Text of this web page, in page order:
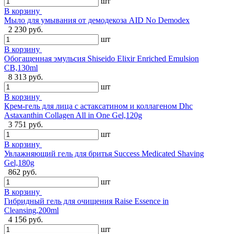
В корзину
Мыло для умывания от демодекоза AID No Demodex
2 230 руб.
шт
В корзину
Обогащенная эмульсия Shiseido Elixir Enriched Emulsion
CB,130ml
8 313 руб.
шт
В корзину
Крем-гель для лица с астаксатином и коллагеном Dhc
Astaxanthin Collagen All in One Gel,120g
3 751 руб.
шт
В корзину
Увлажняющий гель для бритья Success Medicated Shaving
Gel,180g
862 руб.
шт
В корзину
Гибридный гель для очищения Raise Essence in
Cleansing,200ml
4 156 руб.
шт